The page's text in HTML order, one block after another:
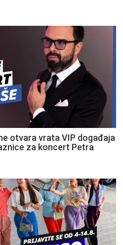
otvara vrata VIP događaja
za koncert Petra